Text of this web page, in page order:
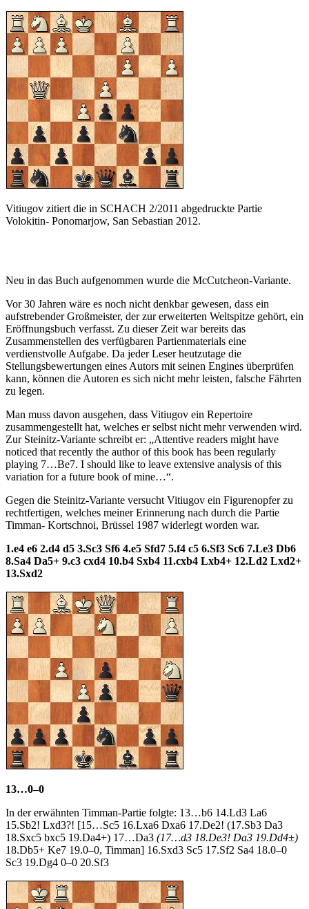
Vitiugov zitiert die in SCHACH 2/2011 abgedruckte Partie
Volokitin- Ponomarjow, San Sebastian 2012.
Neu in das Buch aufgenommen wurde die McCutcheon-Variante.
Vor 30 Jahren wäre es noch nicht denkbar gewesen, dass ein
aufstrebender Großmeister, der zur erweiterten Weltspitze gehört, ein
Eröffnungsbuch verfasst. Zu dieser Zeit war bereits das
Zusammenstellen des verfügbaren Partienmaterials eine
verdienstvolle Aufgabe. Da jeder Leser heutzutage die
Stellungsbewertungen eines Autors mit seinen Engines überprüfen
kann, können die Autoren es sich nicht mehr leisten, falsche Fährten
zu legen.
Man muss davon ausgehen, dass Vitiugov ein Repertoire
zusammengestellt hat, welches er selbst nicht mehr verwenden wird.
Zur Steinitz-Variante schreibt er: „Attentive readers might have
noticed that recently the author of this book has been regularly
playing 7…Be7. I should like to leave extensive analysis of this
variation for a future book of mine…“.
Gegen die Steinitz-Variante versucht Vitiugov ein Figurenopfer zu
rechtfertigen, welches meiner Erinnerung nach durch die Partie
Timman- Kortschnoi, Brüssel 1987 widerlegt worden war.
1.e4 e6 2.d4 d5 3.Sc3 Sf6 4.e5 Sfd7 5.f4 c5 6.Sf3 Sc6 7.Le3 Db6
8.Sa4 Da5+ 9.c3 cxd4 10.b4 Sxb4 11.cxb4 Lxb4+ 12.Ld2 Lxd2+
13.Sxd2
13…0–0
In der erwähnten Timman-Partie folgte: 13…b6 14.Ld3 La6
15.Sb2! Lxd3?! [15…Sc5 16.Lxa6 Dxa6 17.De2! (17.Sb3 Da3
18.Sxc5 bxc5 19.Da4+) 17…Da3 (17…d3 18.De3! Da3 19.Dd4±)
18.Db5+ Ke7 19.0–0, Timman] 16.Sxd3 Sc5 17.Sf2 Sa4 18.0–0
Sc3 19.Dg4 0–0 20.Sf3